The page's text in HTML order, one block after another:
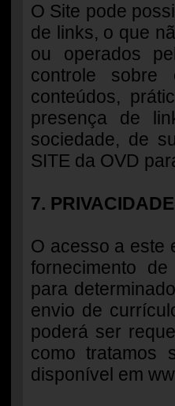
O Site pode
de links, o que
ou operados
controle
conteúdos,
presença de
sociedade, de
SITE da OVD
7.
O acesso a este
fornecimento
para
envio de
poderá ser
como tratamos
disponível em